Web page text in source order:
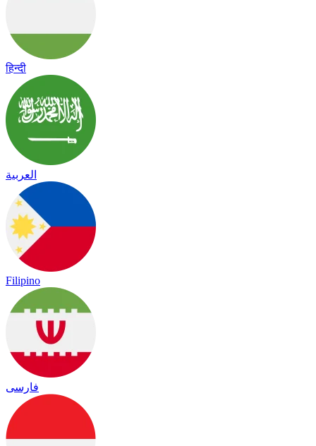
हिन्दी
العربية
Filipino
فارسی